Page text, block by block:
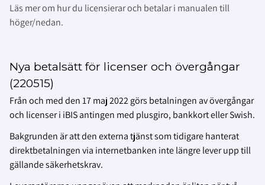
Läs mer om hur du licensierar och betalar i manualen till
höger/nedan.
Nya betalsätt för licenser och övergångar
(220515)
Från och med den 17 maj 2022 görs betalningen av övergångar
och licenser i iBIS antingen med plusgiro, bankkort eller Swish.
Bakgrunden är att den externa tjänst som tidigare hanterat
direktbetalningen via internetbanken inte längre lever upp till
gällande säkerhetskrav.